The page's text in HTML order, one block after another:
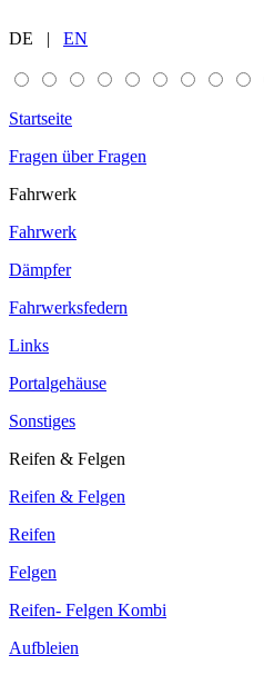
DE | EN
Startseite
Fragen über Fragen
Fahrwerk
Fahrwerk
Dämpfer
Fahrwerksfedern
Links
Portalgehäuse
Sonstiges
Reifen & Felgen
Reifen & Felgen
Reifen
Felgen
Reifen- Felgen Kombi
Aufbleien